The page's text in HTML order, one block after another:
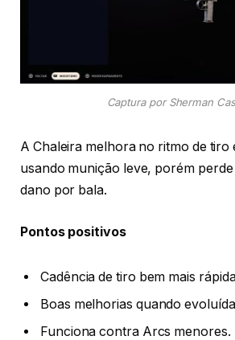
Captura por Sherman
A Chaleira melhora no ritmo de tiro
usando munição leve, porém
dano por bala.
Pontos positivos
Cadência de tiro bem mais
Boas melhorias quando
Funciona contra Arcs menores.